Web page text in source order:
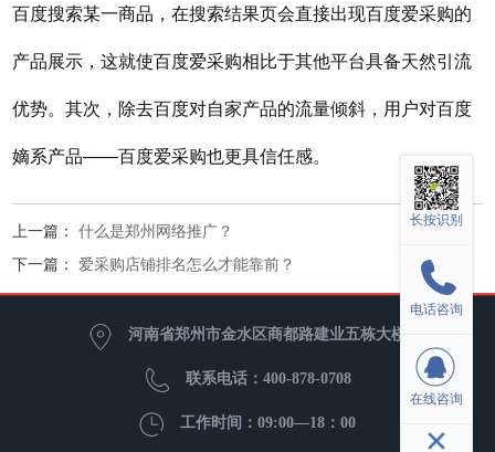
百度搜索某一商品，在搜索结果页会直接出现百度爱采购的
产品展示，这就使百度爱采购相比于其他平台具备天然引流
优势。其次，除去百度对自家产品的流量倾斜，用户对百度
嫡系产品——百度爱采购也更具信任感。
上一篇：什么是郑州网络推广？
下一篇：爱采购店铺排名怎么才能靠前？
河南省郑州市金水区商都路建业五栋大楼
联系电话：400-878-0708
工作时间：09:00—18：00
长按识别
电话咨询
在线咨询